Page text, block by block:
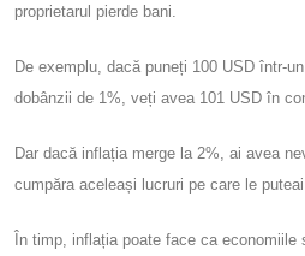
proprietarul pierde bani.
De exemplu, dacă puneți 100 USD într-
dobânzii de 1%, veți avea 101 USD în
Dar dacă inflația merge la 2%, ai avea
cumpăra aceleași lucruri pe care le
În timp, inflația poate face ca economiile